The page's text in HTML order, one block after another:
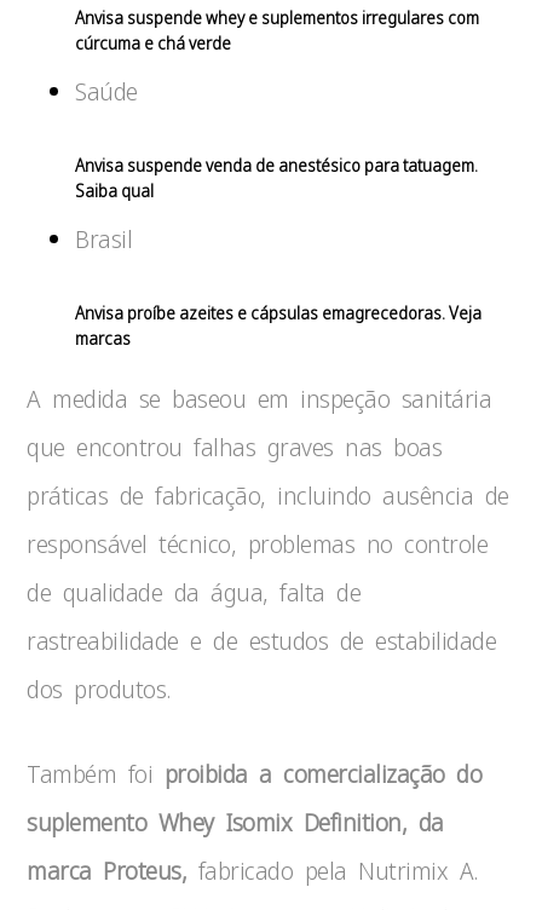
Anvisa suspende whey e suplementos irregulares com
cúrcuma e chá verde
Saúde
Anvisa suspende venda de anestésico para tatuagem.
Saiba qual
Brasil
Anvisa proíbe azeites e cápsulas emagrecedoras. Veja
marcas
A medida se baseou em inspeção sanitária
que encontrou falhas graves nas boas
práticas de fabricação, incluindo ausência de
responsável técnico, problemas no controle
de qualidade da água, falta de
rastreabilidade e de estudos de estabilidade
dos produtos.
Também foi proibida a comercialização do
suplemento Whey Isomix Definition, da
marca Proteus, fabricado pela Nutrimix A.